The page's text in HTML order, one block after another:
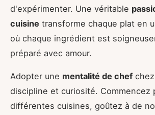
d'expérimenter. Une véritable
cuisine transforme chaque plat en
où chaque ingrédient est
préparé avec amour.
Adopter une mentalité de chef
discipline et curiosité. Commencez
différentes cuisines, goûtez à de